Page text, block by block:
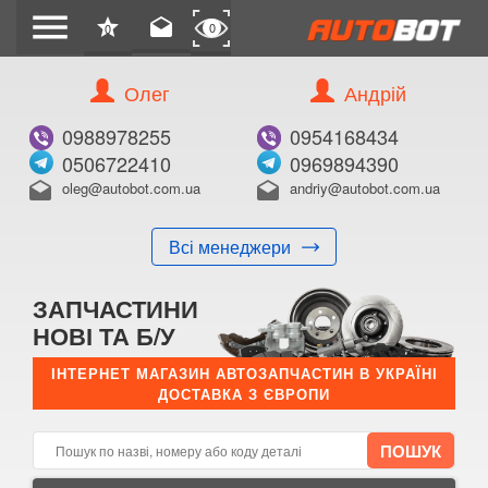
menu star
0 drafts 0
Олег
0988978255
0506722410
drafts oleg@autobot.com.ua
Всі менеджери
Андрій
0954168434
0969894390
drafts andriy@autobot.com.ua
ЗАПЧАСТИНИ
НОВІ ТА Б/У
ІНТЕРНЕТ МАГАЗИН АВТОЗАПЧАСТИН В УКРАЇНІ
ДОСТАВКА З ЄВРОПИ
КУПИТИ
Оригінальний номер:
Примітка:
E-mail:
Телефон: